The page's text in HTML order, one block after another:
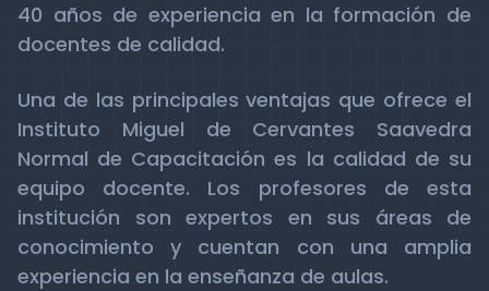
40 años de experiencia en la formación de
docentes de calidad.
Una de las principales ventajas que ofrece el
Instituto Miguel de Cervantes Saavedra
Normal de Capacitación es la calidad de su
equipo docente. Los profesores de esta
institución son expertos en sus áreas de
conocimiento y cuentan con una amplia
experiencia en la enseñanza de aulas.